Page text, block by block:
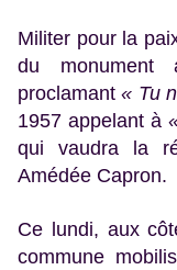
Militer pour la
du monument
proclamant « Tu
1957 appelant à
qui vaudra la
Amédée Capron.
Ce lundi, aux
commune